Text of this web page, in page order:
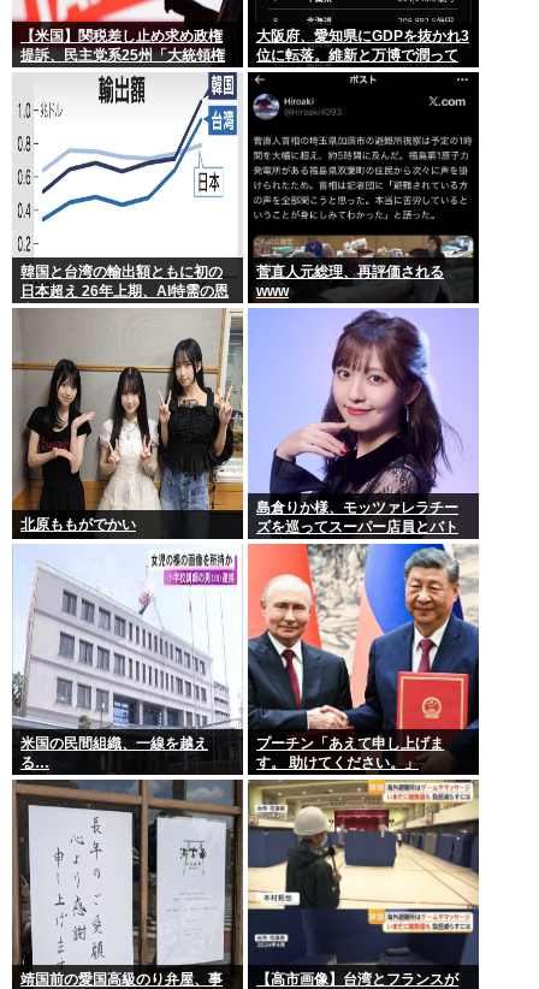
【米国】関税差し止め求め政権
提訴、民主党系25州「大統領権
限逸脱」
大阪府、愛知県にGDPを抜かれ3
位に転落。維新と万博で潤って
るはずじゃ…
韓国と台湾の輸出額ともに初の
日本超え 26年上期、AI特需の恩
恵で差
菅直人元総理、再評価される
www
北原ももがでかい
島倉りか様、モッツァレラチー
ズを巡ってスーパー店員とバト
ル勃発ｗｗｗ
米国の民間組織、一線を越え
る…
プーチン「あえて申し上げま
す。 助けてください。」
靖国前の愛国高級のり弁屋、事
【高市画像】台湾とフランスが